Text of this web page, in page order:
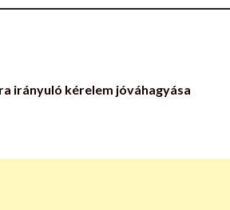
irányuló kérelem jóváhagyása